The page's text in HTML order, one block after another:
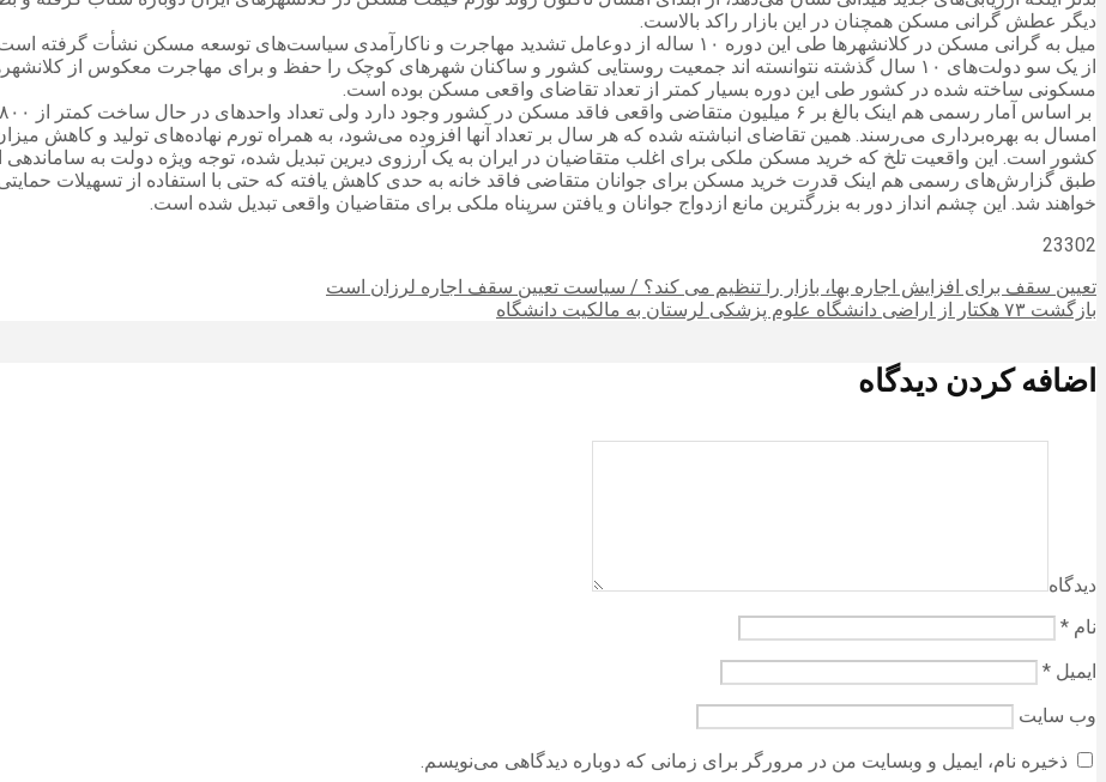
دیگر عطش گرانی مسکن همچنان در این بازار راکد بالاست.
میل به گرانی مسکن در کلانشهرها طی این دوره ۱۰ ساله از دوعامل تشدید مهاجرت و ناکارآمدی سیاست‌های توسعه مسکن نشأت گرفته است که در هر دو مورد می‌توان برنامه‌های مدیریتی دولت را نقد کرد.
از یک سو دولت‌های ۱۰ سال گذشته نتوانسته اند جمعیت روستایی کشور و ساکنان شهرهای کوچک را حفظ و برای مهاجرت معکوس از
مسکونی ساخته شده در کشور طی این دوره بسیار کمتر از تعداد تقاضای واقعی مسکن بوده است.
امسال به بهره‌برداری می‌رسند. همین تقاضای انباشته شده که هر سال بر تعداد آنها افزوده می‌شود، به همراه تورم نهاده‌های تولید و کاهش
کشور است. این واقعیت تلخ که خرید مسکن ملکی برای اغلب متقاضیان در ایران به یک آرزوی دیرین تبدیل شده، توجه ویژه دولت به
خواهند شد. این چشم انداز دور به بزرگترین مانع ازدواج جوانان و یافتن سرپناه ملکی برای متقاضیان واقعی تبدیل شده است.
23302
تعیین سقف برای افزایش اجاره بها، بازار را تنظیم می‌ کند؟ / سیاست تعیین سقف اجاره لرزان است
بازگشت ۷۳ هکتار از اراضی دانشگاه علوم پزشکی لرستان به مالکیت دانشگاه
اضافه کردن دیدگاه
دیدگاه
نام *
ایمیل *
وب‌ سایت
ذخیره نام، ایمیل و وبسایت من در مرورگر برای زمانی که دوباره دیدگاهی می‌نویسم.